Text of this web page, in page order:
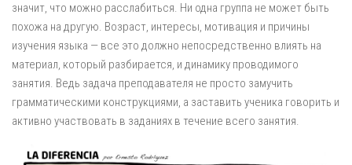
значит, что можно расслабиться. Ни одна группа не может быть
похожа на другую. Возраст, интересы, мотивация и причины
изучения языка — все это должно непосредственно влиять на
материал, который разбирается, и динамику проводимого
занятия. Ведь задача преподавателя не просто замучить
грамматическими конструкциями, а заставить ученика говорить и
активно участвовать в заданиях в течение всего занятия.